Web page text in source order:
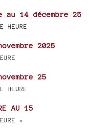
14 décembre 25
HEURE
2025
25
HEURE
AU 15
«